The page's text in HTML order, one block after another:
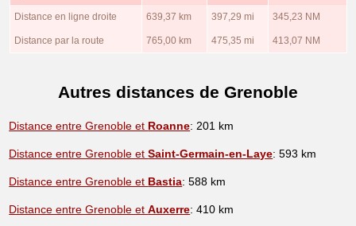
Distance en ligne droite 639,37 km 397,29 mi 345,23 NM
Distance par la route 765,00 km 475,35 mi 413,07 NM
Autres distances de Grenoble
Distance entre Grenoble et Roanne: 201 km
Distance entre Grenoble etSaint-Germain-en-Laye: 593 km
Distance entre Grenoble et Bastia: 588 km
Distance entre Grenoble etAuxerre: 410 km